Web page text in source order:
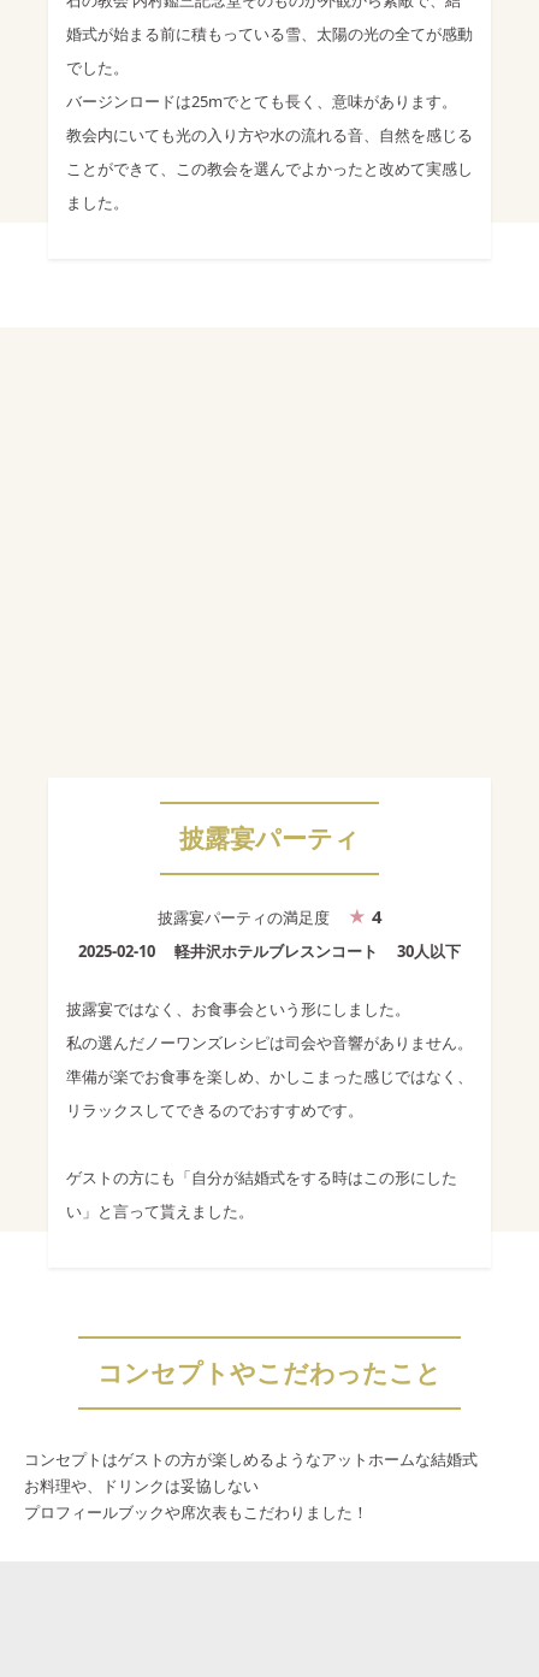
婚式が始まる前に積もっている雪、太陽の光の全てが感動
でした。
バージンロードは25mでとても長く、意味があります。
教会内にいても光の入り方や水の流れる音、自然を感じる
ことができて、この教会を選んでよかったと改めて実感し
ました。
披露宴パーティ
披露宴パーティの満足度 4
2025-02-10 軽井沢ホテルブレスンコート 30人以下
披露宴ではなく、お食事会という形にしました。
私の選んだノーワンズレシピは司会や音響がありません。
準備が楽でお食事を楽しめ、かしこまった感じではなく、
リラックスしてできるのでおすすめです。
ゲストの方にも「自分が結婚式をする時はこの形にした
い」と言って貰えました。
コンセプトやこだわったこと
コンセプトはゲストの方が楽しめるようなアットホームな結婚式
お料理や、ドリンクは妥協しない
プロフィールブックや席次表もこだわりました！